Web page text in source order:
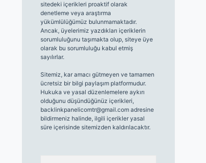
sitedeki içerikleri proaktif olarak
denetleme veya araştırma
yükümlülüğümüz bulunmamaktadır.
Ancak, üyelerimiz yazdıkları içeriklerin
sorumluluğunu taşımakta olup, siteye üye
olarak bu sorumluluğu kabul etmiş
sayılırlar.
Sitemiz, kar amacı gütmeyen ve tamamen
ücretsiz bir bilgi paylaşım platformudur.
Hukuka ve yasal düzenlemelere aykırı
olduğunu düşündüğünüz içerikleri,
backlinkpanelicomtr@gmail.comadresine
bildirmeniz halinde, ilgili içerikler yasal
süre içerisinde sitemizden kaldırılacaktır.